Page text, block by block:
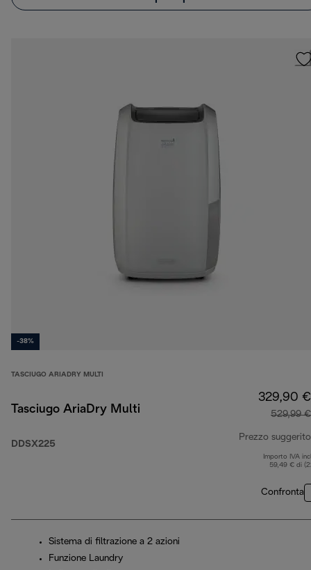
-38%
TASCIUGO ARIADRY MULTI
Tasciugo AriaDry Multi
DDSX225
329,90 €
529,99 €
Prezzo suggerito
Importo IVA
59,49 € di
Confronta
Sistema di filtrazione a 2 azioni
Funzione Laundry